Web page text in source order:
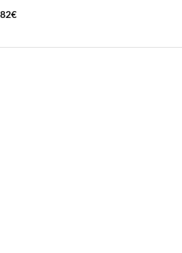
€